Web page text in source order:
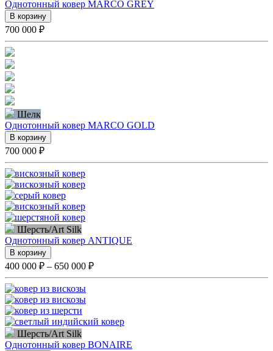
Однотонный ковер MARCO GREY
В корзину
700 000 ₽
Шелк
Однотонный ковер MARCO GOLD
В корзину
700 000 ₽
Шерсть/Art Silk
Однотонный ковер ANTIQUE
В корзину
400 000 ₽ – 650 000 ₽
Шерсть/Art Silk
Однотонный ковер BONAIRE